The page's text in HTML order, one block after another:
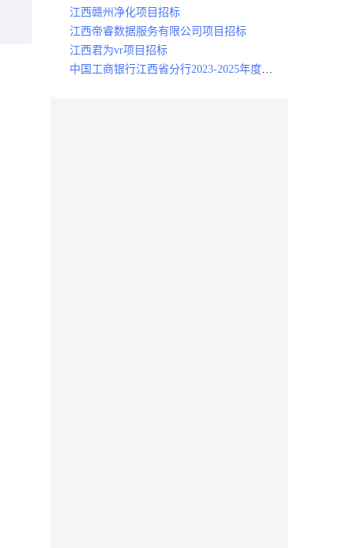
江西赣州净化项目招标
江西帝睿数据服务有限公司项目招标
江西君为vr项目招标
中国工商银行江西省分行2023-2025年度补